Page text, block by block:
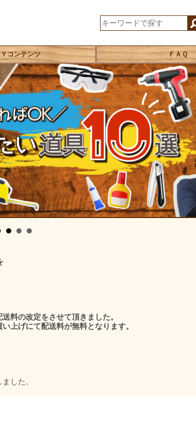
コンテンツ ＦＡＱ
料の改定をさせて頂きました。
い上げにて配送料が無料となります。
した。